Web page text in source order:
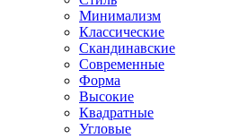
Минимализм
Классические
Скандинавские
Современные
Форма
Высокие
Квадратные
Угловые